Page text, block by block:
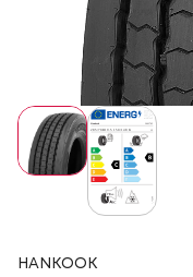
HANKOOK